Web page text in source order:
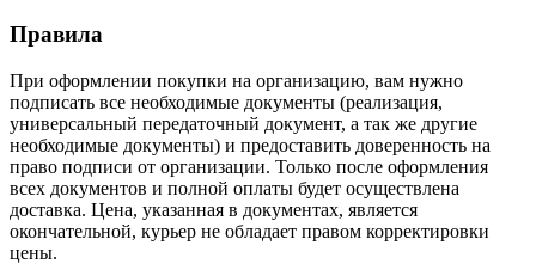
Правила
При оформлении покупки на организацию, вам нужно
подписать все необходимые документы (реализация,
универсальный передаточный документ, а так же другие
необходимые документы) и предоставить доверенность на
право подписи от организации. Только после оформления
всех документов и полной оплаты будет осуществлена
доставка. Цена, указанная в документах, является
окончательной, курьер не обладает правом корректировки
цены.